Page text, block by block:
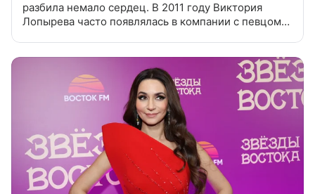
разбила немало сердец. В 2011 году Виктория
Лопырева часто появлялась в компании с певцом